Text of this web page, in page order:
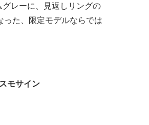
レーに、見返しリングの
った、限定モデルならでは
モサイン